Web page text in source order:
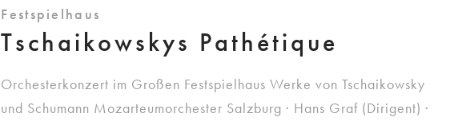
Festspielhaus
Tschaikowskys Pathétique
Orchesterkonzert im Großen Festspielhaus Werke von Tschaikowsky
und Schumann Mozarteumorchester Salzburg · Hans Graf (Dirigent) ·